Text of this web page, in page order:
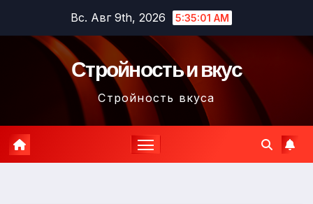
содержимому
Вс. Авг 9th, 2026 5:35:02 AM
Стройность и вкус
Стройность вкуса